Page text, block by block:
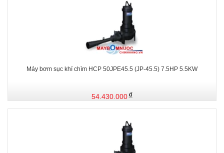
Máy bơm sục khí chìm HCP 50JPE45.5 (JP-45.5) 7.5HP 5.5KW
54.430.000